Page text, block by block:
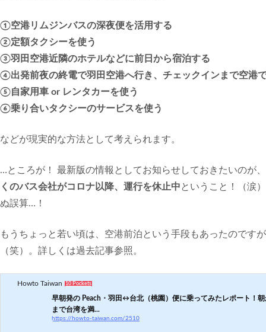
①空港リムジンバスの深夜便を活用する
②定額タクシーを使う
③羽田空港近隣のホテルなどに前日から宿泊する
④出発前夜の終電で羽田空港へ行き、チェックインまで空港
⑤自家用車 or レンタカーを使う
⑥乗り合いタクシーのサービスを使う
などが現実的な方法として考えられます。
…ところが！ 最新版の情報としてお知らせしておきたいのが
くのバス会社がコロナ以降、運行を休止中ということ！（涙
ぬ誤算…！
もうちょっと若い頃は、空港前泊という手段もあったのです
（笑）。詳しくは過去記事参照。
Howto Taiwan 10 Pockets
早朝発の Peach・羽田↔台北（桃園）便に乗ってみたレポート！
まで台湾を満...
https://howto-taiwan.com/2510